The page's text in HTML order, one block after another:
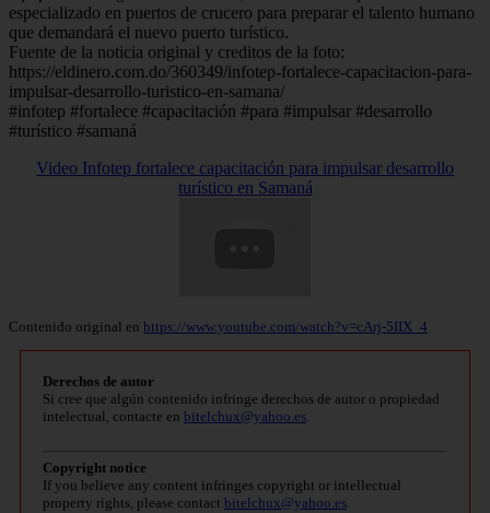
especializado en puertos de crucero para preparar el talento humano
que demandará el nuevo puerto turístico.
Fuente de la noticia original y creditos de la foto:
https://eldinero.com.do/360349/infotep-fortalece-capacitacion-para-
impulsar-desarrollo-turistico-en-samana/
#infotep #fortalece #capacitación #para #impulsar #desarrollo
#turístico #samaná
Video Infotep fortalece capacitación para impulsar desarrollo
turístico en Samaná
Contenido original en https://www.youtube.com/watch?v=cArj-5IIX_4
Derechos de autor
Si cree que algún contenido infringe derechos de autor o propiedad
intelectual, contacte en bitelchux@yahoo.es.
Copyright notice
If you believe any content infringes copyright or intellectual
property rights, please contact bitelchux@yahoo.es.